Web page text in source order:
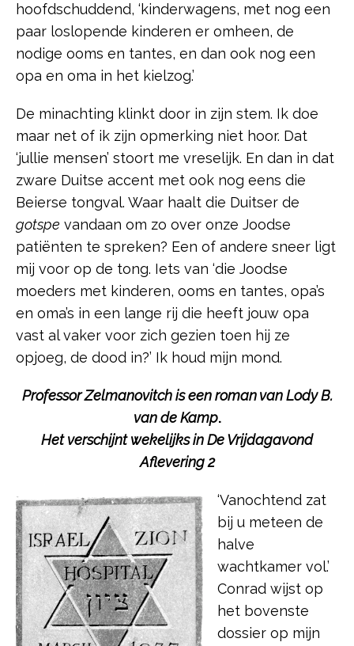
hoofdschuddend, ‘kinderwagens, met nog een
paar loslopende kinderen er omheen, de
nodige ooms en tantes, en dan ook nog een
opa en oma in het kielzog.’
De minachting klinkt door in zijn stem. Ik doe
maar net of ik zijn opmerking niet hoor. Dat
‘jullie mensen’ stoort me vreselijk. En dan in dat
zware Duitse accent met ook nog eens die
Beierse tongval. Waar haalt die Duitser de
gotspe vandaan om zo over onze Joodse
patiënten te spreken? Een of andere sneer ligt
mij voor op de tong. Iets van ‘die Joodse
moeders met kinderen, ooms en tantes, opa’s
en oma’s in een lange rij die heeft jouw opa
vast al vaker voor zich gezien toen hij ze
opjoeg, de dood in?’ Ik houd mijn mond.
Professor Zelmanovitch is een roman van Lody B.
van de Kamp.
Het verschijnt wekelijks inDe Vrijdagavond
Aflevering 2
‘Vanochtend zat
bij u meteen de
halve
wachtkamer vol.’
Conrad wijst op
het bovenste
dossier op mijn